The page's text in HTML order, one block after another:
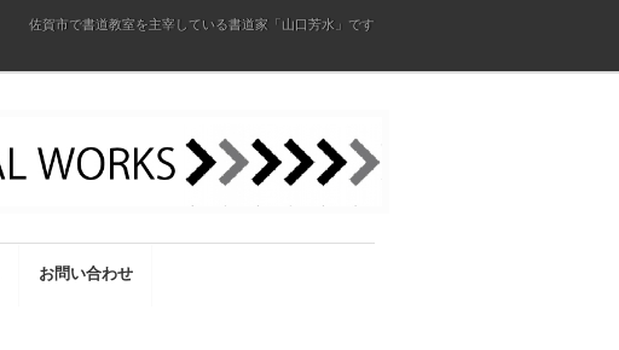
佐賀市で書道教室を主宰している書道家「山口芳水」です
お問い合わせ